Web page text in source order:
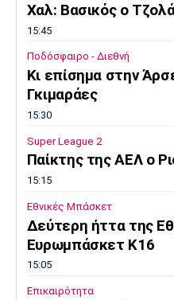
Χαλ: Βασικός ο
15:45
Ποδόσφαιρο - Διεθνή
Κι επίσημα στην
Γκιμαράες
15:30
Super League 2
Παίκτης της ΑΕΛ ο
15:15
Εθνικές Μπάσκετ
Δεύτερη ήττα της
Ευρωμπάσκετ Κ16
15:05
Επικαιρότητα